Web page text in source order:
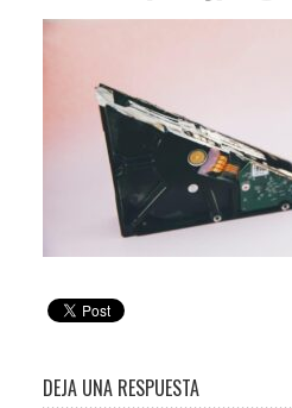
DEJA UNA RESPUESTA